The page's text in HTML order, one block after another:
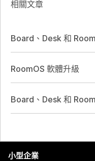
相關文章
Board、Desk 和
RoomOS 軟體升級
Board、Desk 和
小型企業